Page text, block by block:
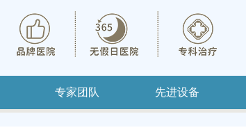
专家团队 先进设备